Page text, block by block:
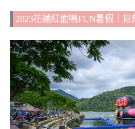
2023花蓮紅面鴨FUN暑假｜